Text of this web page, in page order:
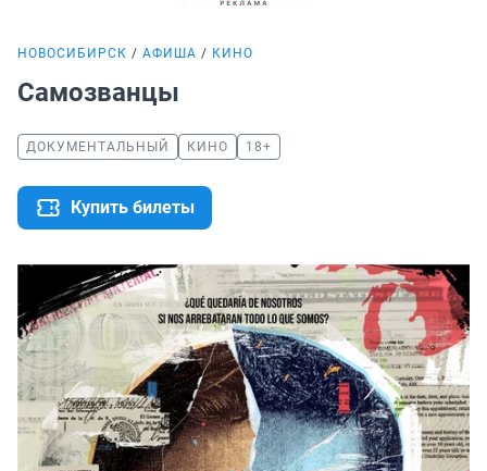
НОВОСИБИРСК АФИША КИНО
Самозванцы
ДОКУМЕНТАЛЬНЫЙ КИНО 18+
Купить билеты